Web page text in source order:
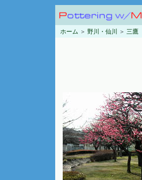
ホーム ＞ 野川・仙川 ＞ 三鷹